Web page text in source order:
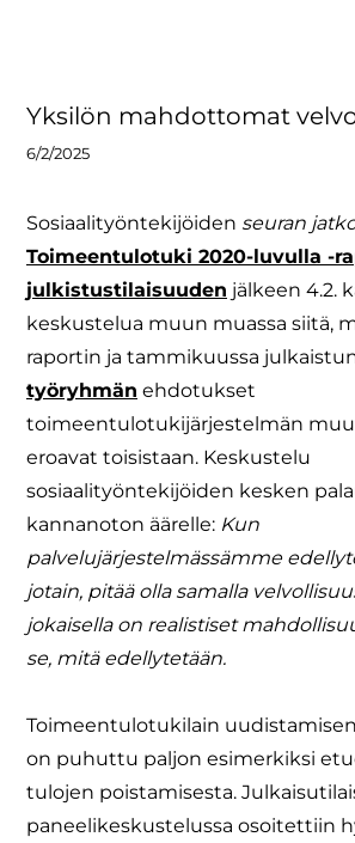
Yksilön mahdottomat
6/2/2025
Sosiaalityöntekijöiden seuran
Toimeentulotuki 2020-luvulla -
julkistustilaisuuden jälkeen 4.2.
keskustelua muun muassa siitä,
raportin ja tammikuussa
työryhmän ehdotukset
toimeentulotukijärjestelmän
eroavat toisistaan. Keskustelu
sosiaalityöntekijöiden kesken
kannanoton äärelle: Kun
palvelujärjestelmässämme
jotain, pitää olla samalla
jokaisella on realistiset
se, mitä edellytetään.
Toimeentulotukilain
on puhuttu paljon esimerkiksi
tulojen poistamisesta.
paneelikeskustelussa osoitettiin
Säännöt ja tietosuoja
Tiedolla johtaminen